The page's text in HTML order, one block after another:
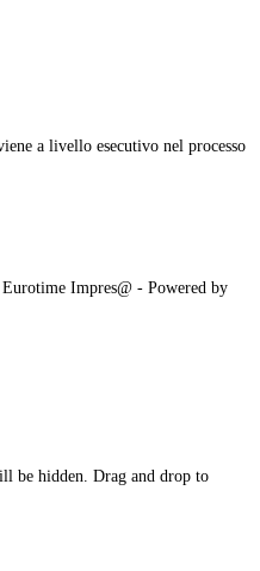
a livello esecutivo nel processo
Impres@ - Powered by
be hidden. Drag and drop to